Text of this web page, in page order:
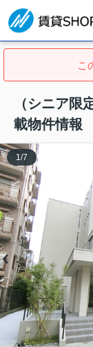
こ
（シニア
載物件情報
1/7